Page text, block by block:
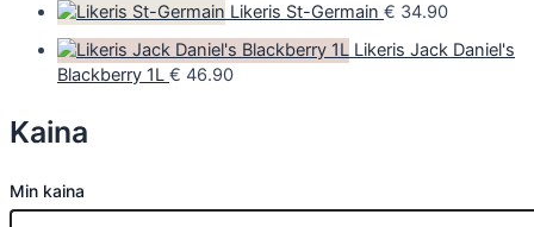
Likeris St-Germain € 34.90
Likeris Jack Daniel's
Blackberry 1L € 46.90
Kaina
Min kaina